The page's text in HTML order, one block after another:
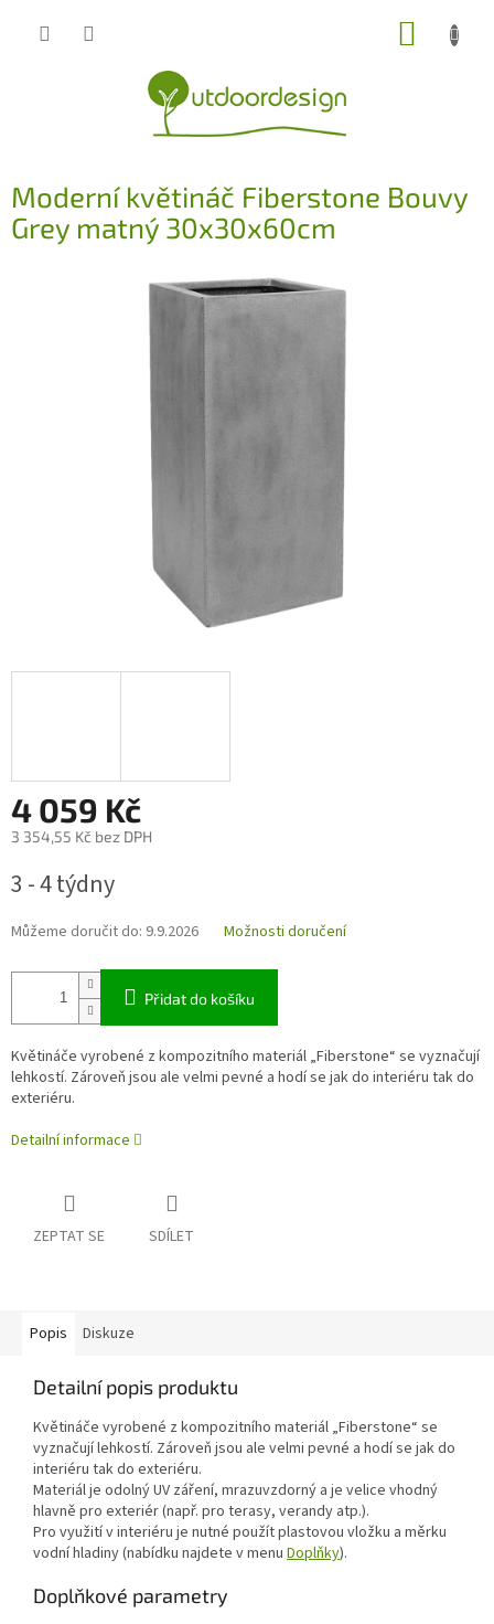
Moderní květináč Fiberstone Bouvy
Grey matný 30x30x60cm
4 059 Kč
3 354,55 Kč bez DPH
cena:
3 - 4 týdny
Můžeme doručit do: 9.9.2026 Možnosti doručení
Přidat do košíku
Květináče vyrobené z kompozitního materiál „Fiberstone“ se vyznačují
lehkostí. Zároveň jsou ale velmi pevné a hodí se jak do interiéru tak do
exteriéru.
Detailní informace
ZEPTAT SE SDÍLET
Popis Diskuze
Detailní popis produktu
Květináče vyrobené z kompozitního materiál „Fiberstone“ se
vyznačují lehkostí. Zároveň jsou ale velmi pevné a hodí se jak do
interiéru tak do exteriéru.
Materiál je odolný UV záření, mrazuvzdorný a je velice vhodný
hlavně pro exteriér (např. pro terasy, verandy atp.).
Pro využití v interiéru je nutné použít plastovou vložku a měrku
vodní hladiny (nabídku najdete v menu Doplňky).
Doplňkové parametry